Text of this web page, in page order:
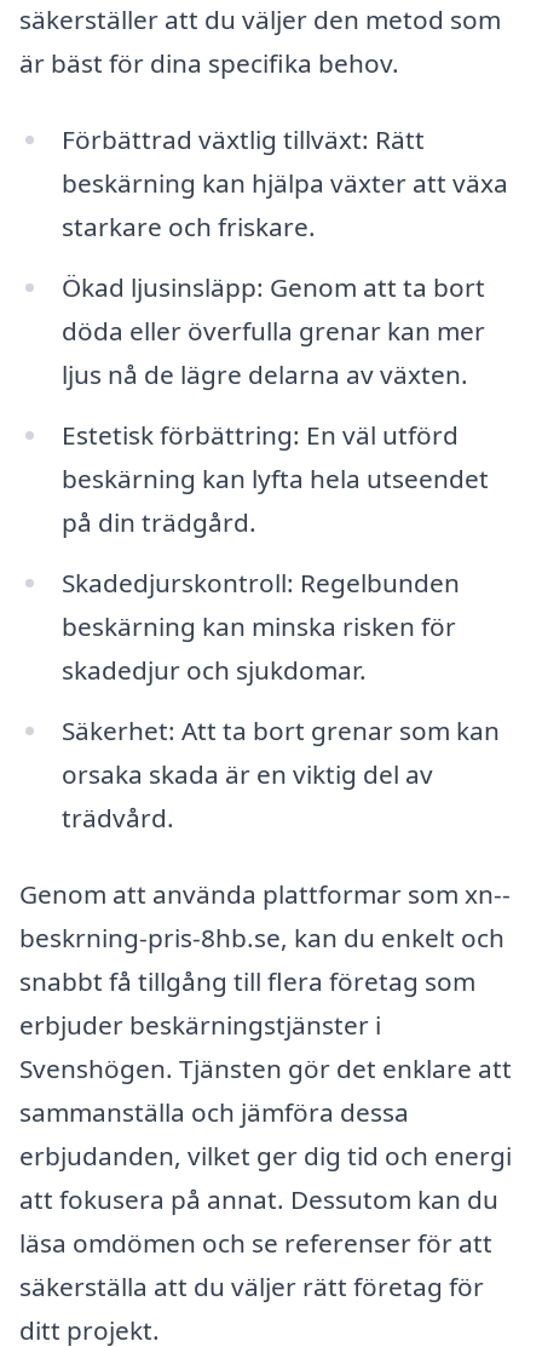
säkerställer att du väljer den metod som
är bäst för dina specifika behov.
Förbättrad växtlig tillväxt: Rätt
beskärning kan hjälpa växter att växa
starkare och friskare.
Ökad ljusinsläpp: Genom att ta bort
döda eller överfulla grenar kan mer
ljus nå de lägre delarna av växten.
Estetisk förbättring: En väl utförd
beskärning kan lyfta hela utseendet
på din trädgård.
Skadedjurskontroll: Regelbunden
beskärning kan minska risken för
skadedjur och sjukdomar.
Säkerhet: Att ta bort grenar som kan
orsaka skada är en viktig del av
trädvård.
Genom att använda plattformar som xn--
beskrning-pris-8hb.se, kan du enkelt och
snabbt få tillgång till flera företag som
erbjuder beskärningstjänster i
Svenshögen. Tjänsten gör det enklare att
sammanställa och jämföra dessa
erbjudanden, vilket ger dig tid och energi
att fokusera på annat. Dessutom kan du
läsa omdömen och se referenser för att
säkerställa att du väljer rätt företag för
ditt projekt.